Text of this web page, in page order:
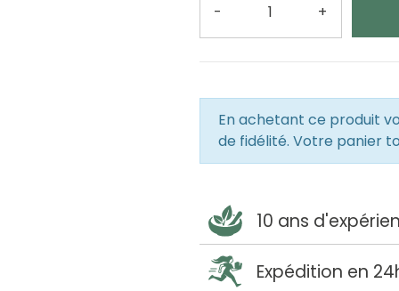
Quantité
- +
En achetant ce produit
de fidélité. Votre panier
10 ans
Expédition en